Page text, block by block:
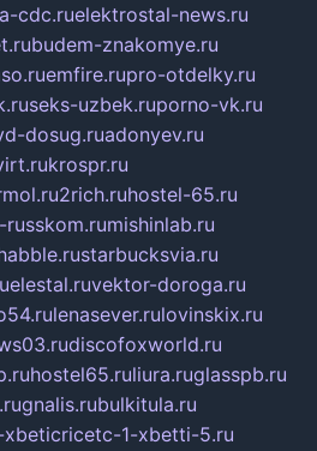
a-cdc.ruelektrostal-news.ru
budem-znakomye.ru
emfire.rupro-otdelky.ru
seks-uzbek.ruporno-vk.ru
dosug.ruadonyev.ru
krospr.ru
2rich.ruhostel-65.ru
mishinlab.ru
starbucksvia.ru
elestal.ruvektor-doroga.ru
lenasever.rulovinskix.ru
discofoxworld.ru
hostel65.ruliura.ruglasspb.ru
gnalis.rubulkitula.ru
xbeticricetc-1-xbetti-5.ru